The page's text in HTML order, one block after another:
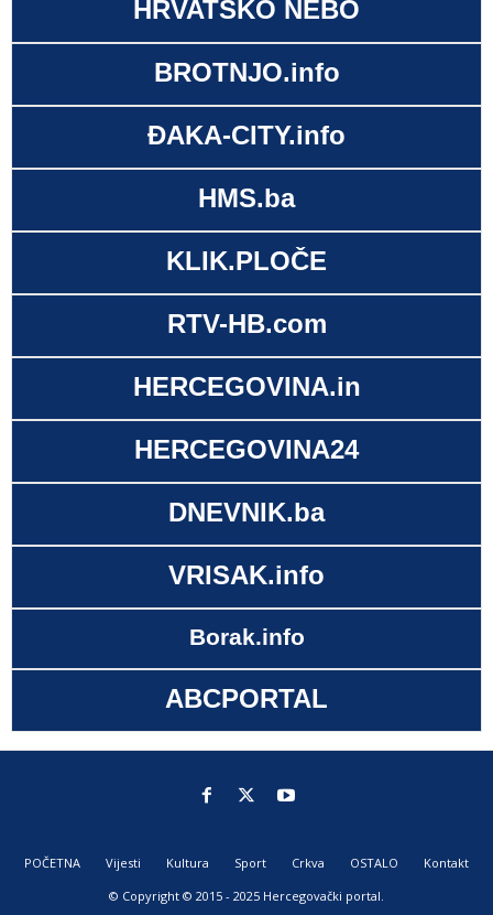
HRVATSKO NEBO
BROTNJO.info
ĐAKA-CITY.info
HMS.ba
KLIK.PLOČE
RTV-HB.com
HERCEGOVINA.in
HERCEGOVINA24
DNEVNIK.ba
VRISAK.info
Borak.info
ABCPORTAL
POČETNA Vijesti Kultura Sport Crkva OSTALO
Kontakt
© Copyright © 2015 - 2025 Hercegovački portal.